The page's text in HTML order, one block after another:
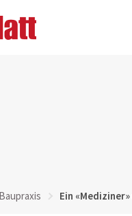
Baupraxis Ein